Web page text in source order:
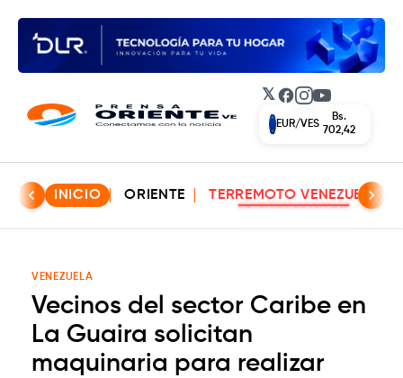
𝕏 Facebook
Instagram
YouTube
EUR/VES
Bs.
702,42
INICIO ORIENTE TERREMOTO VENEZUELA
VENEZUELA
Vecinos del sector Caribe en
La Guaira solicitan
maquinaria para realizar